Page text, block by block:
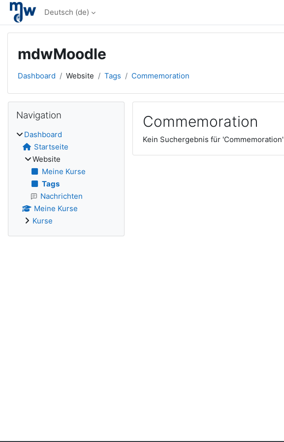
Zum Hauptinhalt
Deutsch ‎(de)‎
mdwMoodle
Dashboard Website Tags Commemoration
Commemoration
Kein Suchergebnis für 'Commemoration'
Blöcke
Navigation
Dashboard
Startseite
Website
Meine Kurse
Tags
Nachrichten
Meine Kurse
Kurse